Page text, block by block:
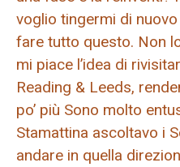
voglio tingermi di
fare tutto questo. Non
mi piace l’idea di
Reading & Leeds,
po’ più Sono molto
Stamattina ascoltavo i
andare in quella